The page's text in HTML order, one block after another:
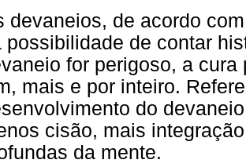
devaneios, de acordo
possibilidade de contar
for perigoso, a
mais e por inteiro.
do
cisão, mais
da mente.